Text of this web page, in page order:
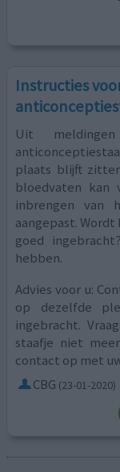
Instructies
Uit
plaats blijft
bloedvaten kan
inbrengen van
aangepast.
goed
hebben.
Advies voor u:
op dezelfde
ingebracht.
staafje niet
contact op met
CBG (23-01-2020)